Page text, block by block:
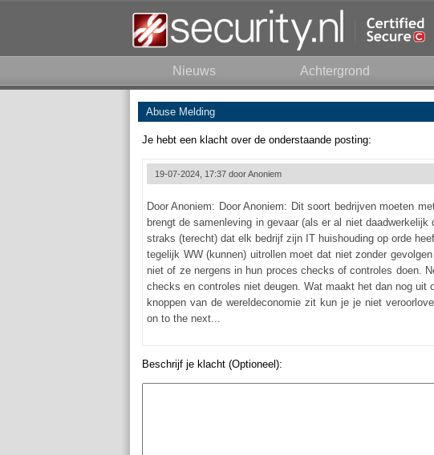
Nieuws Achtergrond
Abuse Melding
Je hebt een klacht over de onderstaande posting:
19-07-2024, 17:37 doorAnoniem
Door Anoniem: Door Anoniem: Dit soort bedrijven moeten
brengt de samenleving in gevaar (als er al niet
straks (terecht) dat elk bedrijf zijn IT huishouding op orde
tegelijk WW (kunnen) uitrollen moet dat niet zonder
niet of ze nergens in hun proces checks of controles doen.
checks en controles niet deugen. Wat maakt het dan nog
knoppen van de wereldeconomie zit kun je je niet
on to the next...
Beschrijf je klacht (Optioneel):